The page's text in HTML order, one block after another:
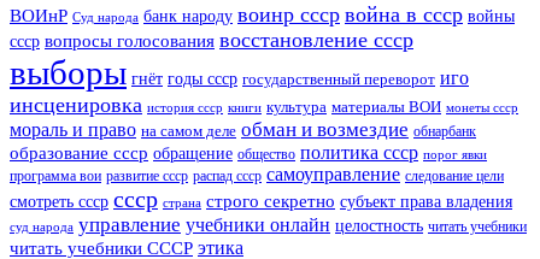
ВОИнР Суд народа банк народу воинр ссср война в ссср войны
ссср вопросы голосования восстановление ссср
выборы гнёт годы ссср государственный переворот иго
инсценировка история ссср книги культура материалы ВОИ монеты ссср
мораль и право на самом деле обман и возмездие обнарбанк
образование ссср обращение общество политика ссср порог явки
программа вои развитие ссср распад ссср самоуправление следование цели
смотреть ссср ссср страна строго секретно субъект права владения
суд народа управление учебники онлайн целостность читать учебники
читать учебники СССР этика